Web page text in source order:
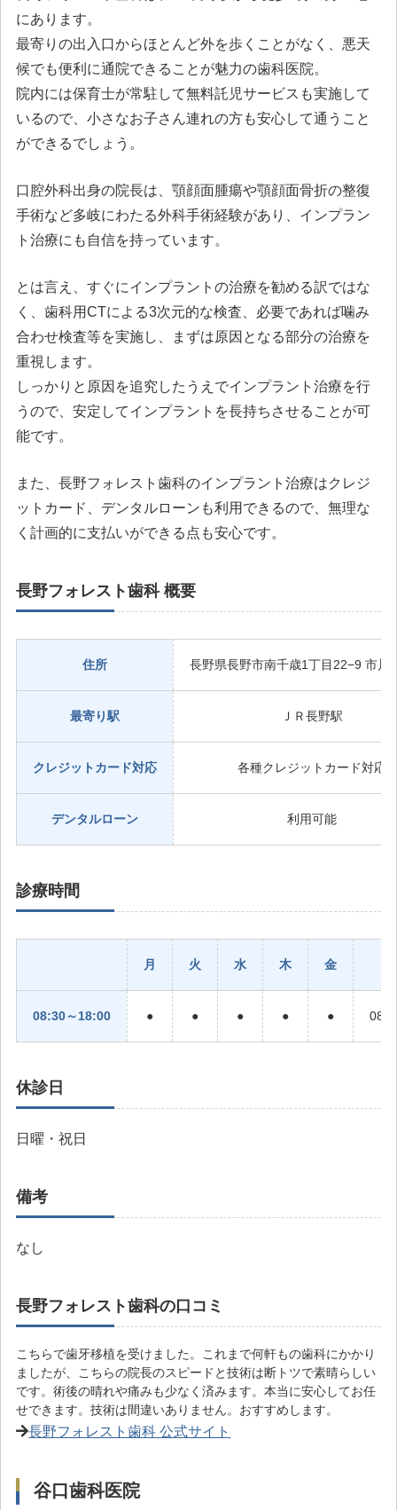
にあります。
最寄りの出入口からほとんど外を歩くことがなく、悪天
候でも便利に通院できることが魅力の歯科医院。
院内には保育士が常駐して無料託児サービスも実施して
いるので、小さなお子さん連れの方も安心して通うこと
ができるでしょう。
口腔外科出身の院長は、顎顔面腫瘍や顎顔面骨折の整復
手術など多岐にわたる外科手術経験があり、インプラン
ト治療にも自信を持っています。
とは言え、すぐにインプラントの治療を勧める訳ではな
く、歯科用CTによる3次元的な検査、必要であれば噛み
合わせ検査等を実施し、まずは原因となる部分の治療を
重視します。
しっかりと原因を追究したうえでインプラント治療を行
うので、安定してインプラントを長持ちさせることが可
能です。
また、長野フォレスト歯科のインプラント治療はクレジ
ットカード、デンタルローンも利用できるので、無理な
く計画的に支払いができる点も安心です。
長野フォレスト歯科 概要
住所 長野県長野市南千歳1丁目22−9 市川
最寄り駅 ＪＲ長野駅
クレジットカード対応 各種クレジットカード対応
デンタルローン 利用可能
診療時間
月 火 水 木 金
08:30～18:00 ● ● ● ● ●
休診日
日曜・祝日
備考
なし
長野フォレスト歯科の口コミ
こちらで歯牙移植を受けました。これまで何軒もの歯科にかかり
ましたが、こちらの院長のスピードと技術は断トツで素晴らしい
です。術後の晴れや痛みも少なく済みます。本当に安心してお任
せできます。技術は間違いありません。おすすめします。
長野フォレスト歯科 公式サイト
谷口歯科医院